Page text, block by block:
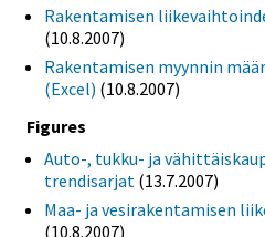
Rakentamisen
(10.8.2007)
Rakentamisen myynnin
(Excel) (10.8.2007)
Figures
Auto-, tukku- ja
trendisarjat (13.7.2007)
Maa- ja vesirakentamisen
(10.8.2007)